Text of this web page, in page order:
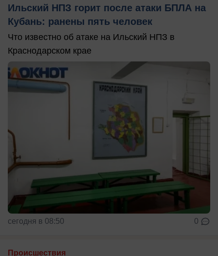
Ильский НПЗ горит после атаки БПЛА на
Кубань: ранены пять человек
Что известно об атаке на Ильский НПЗ в
Краснодарском крае
сегодня в 08:50 0
Происшествия